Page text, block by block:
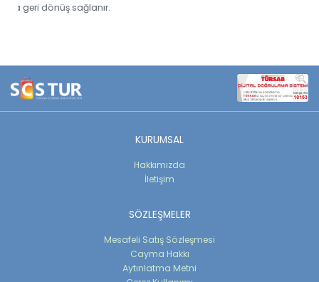
KURUMSAL
Hakkımızda
İletişim
SÖZLEŞMELER
Mesafeli Satış Sözleşmesi
Cayma Hakkı
Aytınlatma Metni